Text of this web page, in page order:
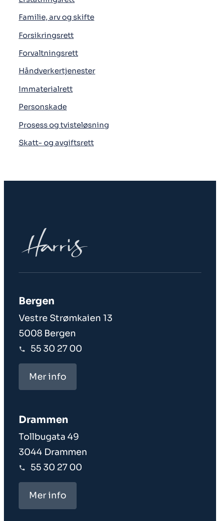
Familie, arv og skifte
Forsikringsrett
Forvaltningsrett
Håndverkertjenester
Immaterialrett
Personskade
Prosess og tvisteløsning
Skatt- og avgiftsrett
Bergen
Vestre Strømkaien 13
5008 Bergen
55 30 27 00
Mer info
Drammen
Tollbugata 49
3044 Drammen
55 30 27 00
Mer info